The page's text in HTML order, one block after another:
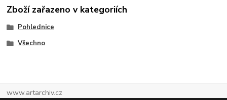
Zboží zařazeno v kategoriích
Pohlednice
Všechno
www.artarchiv.cz